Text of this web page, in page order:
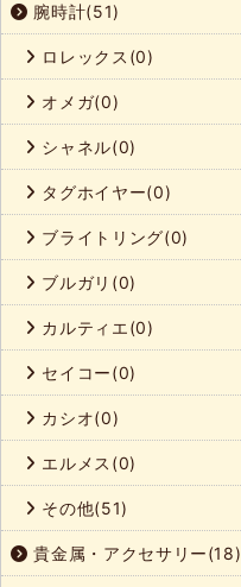
腕時計(51)
ロレックス(0)
オメガ(0)
シャネル(0)
タグホイヤー(0)
ブライトリング(0)
ブルガリ(0)
カルティエ(0)
セイコー(0)
カシオ(0)
エルメス(0)
その他(51)
貴金属・アクセサリー(18)